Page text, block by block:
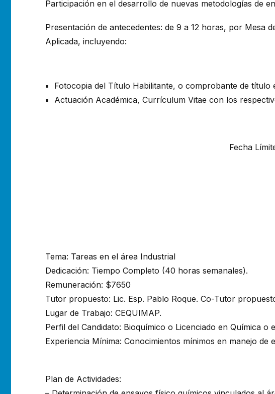
Participación en el desarrollo de nuevas metodologías de
Presentación de antecedentes: de 9 a 12 horas, por Mesa
Aplicada, incluyendo:
Fotocopia del Título Habilitante, o comprobante de título
Actuación Académica, Currículum Vitae con los
Fecha
Tema: Tareas en el área Industrial
Dedicación: Tiempo Completo (40 horas semanales).
Remuneración: $7650
Tutor propuesto: Lic. Esp. Pablo Roque. Co-Tutor
Lugar de Trabajo: CEQUIMAP.
Perfil del Candidato: Bioquímico o Licenciado en Química
Experiencia Mínima: Conocimientos mínimos en manejo de
Plan de Actividades: